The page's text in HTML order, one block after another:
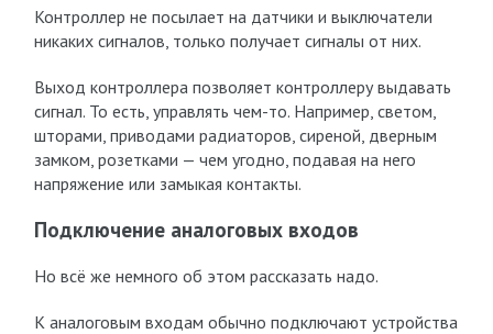
Контроллер не посылает на датчики и выключатели
никаких сигналов, только получает сигналы от них.
Выход контроллера позволяет контроллеру выдавать
сигнал. То есть, управлять чем-то. Например, светом,
шторами, приводами радиаторов, сиреной, дверным
замком, розетками — чем угодно, подавая на него
напряжение или замыкая контакты.
Подключение аналоговых входов
Но всё же немного об этом рассказать надо.
К аналоговым входам обычно подключают устройства